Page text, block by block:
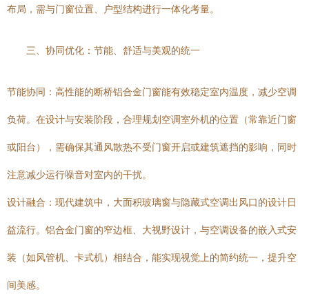
布局，需与门窗位置、户型结构进行一体化考量。
三、协同优化：节能、舒适与美观的统一
节能协同：高性能的断桥铝合金门窗能有效稳定室内温度，减少空调
负荷。在设计与安装阶段，合理规划空调室外机的位置（常靠近门窗
或阳台），需确保其通风散热不受门窗开启或建筑遮挡的影响，同时
注意减少运行噪音对室内的干扰。
设计融合：现代建筑中，大面积玻璃窗与隐藏式空调出风口的设计日
益流行。铝合金门窗的窄边框、大视野设计，与空调设备的嵌入式安
装（如风管机、卡式机）相结合，能实现视觉上的简约统一，提升空
间美感。